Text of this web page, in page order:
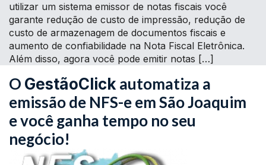
utilizar um sistema emissor de notas fiscais você
garante redução de custo de impressão, redução de
custo de armazenagem de documentos fiscais e
aumento de confiabilidade na Nota Fiscal Eletrônica.
Além disso, agora você pode emitir notas […]
O GestãoClick automatiza a
emissão de NFS-e em São Joaquim
e você ganha tempo no seu
negócio!